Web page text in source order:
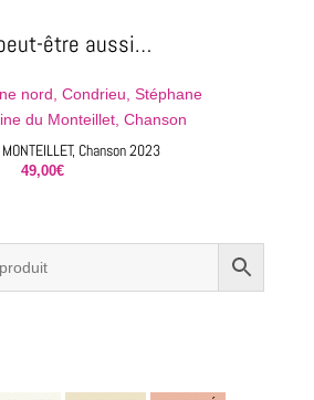
être aussi…
Chanson 2023
49,00€